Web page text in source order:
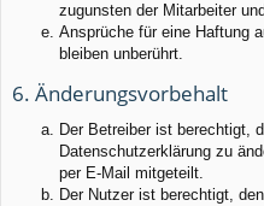
zugunsten der Mitarbeiter
Ansprüche für eine Haftung
bleiben unberührt.
6. Änderungsvorbehalt
Der Betreiber ist berechtigt,
Datenschutzerklärung zu
per E-Mail mitgeteilt.
Der Nutzer ist berechtigt,